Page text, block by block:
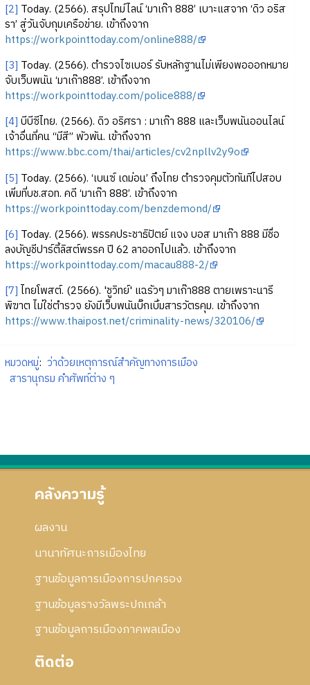
[2] Today. (2566). สรุปไทม์ไลน์ ‘มาเก๊า 888’ เบาะแสจาก ‘ดิว อริส
รา’ สู่วันจับกุมเครือข่าย. เข้าถึงจาก
https://workpointtoday.com/online888/
[3] Today. (2566). ตำรวจไซเบอร์ รับหลักฐานไม่เพียงพอออกหมาย
จับเว็บพนัน ‘มาเก๊า888’. เข้าถึงจาก
https://workpointtoday.com/police888/
[4] บีบีซีไทย. (2566). ดิว อริศรา : มาเก๊า 888 และเว็บพนันออนไลน์
เจ้าอื่นที่คน “มีสี” พัวพัน. เข้าถึงจาก
https://www.bbc.com/thai/articles/cv2npllv2y9o
[5] Today. (2566). ‘เบนซ์ เดม่อน’ ถึงไทย ตำรวจคุมตัวทันทีไปสอบ
เพิ่มที่บช.สอท. คดี ‘มาเก๊า 888’. เข้าถึงจาก
https://workpointtoday.com/benzdemond/
[6] Today. (2566). พรรคประชาธิปัตย์ แจง บอส มาเก๊า 888 มีชื่อ
ลงบัญชีปาร์ตี้ลิสต์พรรค ปี 62 ลาออกไปแล้ว. เข้าถึงจาก
https://workpointtoday.com/macau888-2/
[7] ไทยโพสต์. (2566). 'ชูวิทย์' แฉรัวๆ มาเก๊า888 ตายเพราะนารี
พิฆาต ไม่ใช่ตำรวจ ยังมีเว็บพนันบิ๊กเบิ้มสารวัตรคุม. เข้าถึงจาก
https://www.thaipost.net/criminality-news/320106/
หมวดหมู่: ว่าด้วยเหตุการณ์สำคัญทางการเมือง
สารานุกรม คำศัพท์ต่าง ๆ
คลังความรู้
ผลงาน
นานาทัศนะการเมืองไทย
ฐานข้อมูลการเมืองการปกครอง
ฐานข้อมูลรางวัลพระปกเกล้า
ฐานข้อมูลการเมืองภาคพลเมือง
ติดต่อ